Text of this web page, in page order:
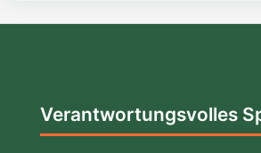
Verantwortungsvolles